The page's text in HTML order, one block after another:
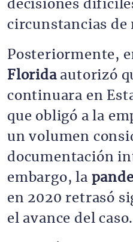
decisiones
circunstancias de
Posteriormente,
Floridaautorizó
continuara en
que obligó a la
un volumen
documentación
embargo, la
en 2020 retrasó
el avance del caso.